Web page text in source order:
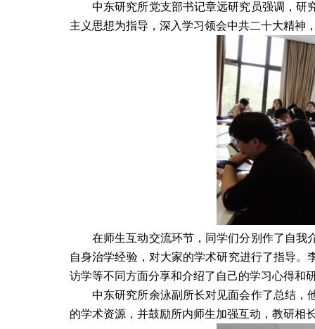
中东研究所党支部书记章远研究员强调，研
主义思想为指导，深入学习领会中共二十大精神
在师生互动交流环节，同学们分别作了自我
自身治学经验，对大家的学术研究进行了指导
访学等不同方面分享和介绍了自己的学习心得和
中东研究所余泳副所长对见面会作了总结，
的学术资源，并鼓励所内师生加强互动，教研相